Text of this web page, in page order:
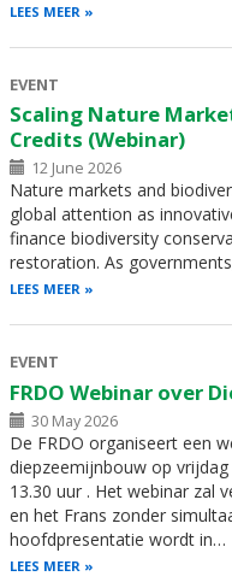
LEES MEER
EVENT
Scaling Nature
Credits (Webinar)
12 June 2026
Nature markets and
global attention as
finance biodiversity
restoration. As
LEES MEER
EVENT
FRDO Webinar over
30 May 2026
De FRDO organiseert een
diepzeemijnbouw op
13.30 uur . Het webinar zal
en het Frans zonder
hoofdpresentatie wordt in…
LEES MEER